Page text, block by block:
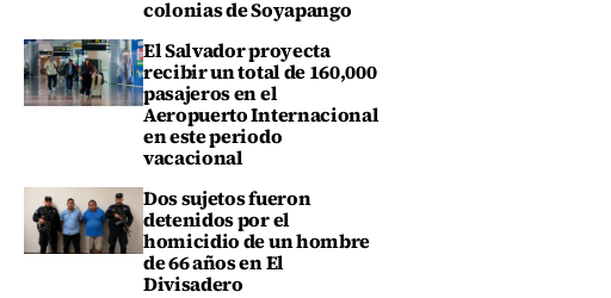
colonias de Soyapango
El Salvador proyecta
recibir un total de 160,000
pasajeros en el
Aeropuerto Internacional
en este periodo
vacacional
Dos sujetos fueron
detenidos por el
homicidio de un hombre
de 66 años en El
Divisadero